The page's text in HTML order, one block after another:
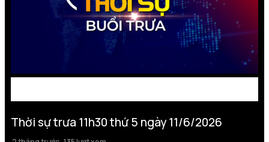
Thời sự trưa 11h30 thứ 5 ngày 11/6/2026